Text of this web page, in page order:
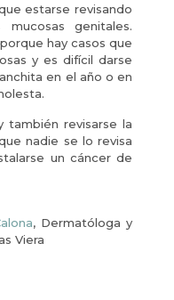
estarse revisando
mucosas genitales.
hay casos que
y es difícil darse
en el año o en
también revisarse la
nadie se lo revisa
un cáncer de
, Dermatóloga y
Viera